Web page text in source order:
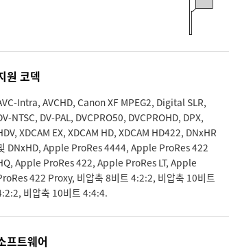
원 코덱
Intra, AVCHD, Canon XF MPEG2, Digital SLR,
NTSC, DV-PAL, DVCPRO50, DVCPROHD, DPX,
XDCAM EX, XDCAM HD, XDCAM HD422, DNxHR
DNxHD, Apple ProRes 4444, Apple ProRes 422
Apple ProRes 422, Apple ProRes LT, Apple
422 Proxy, 비압축 8비트 4:2:2, 비압축 10비트
비압축 10비트 4:4:4.
프트웨어